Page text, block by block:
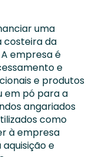
uma
costeira da
empresa é
e
e produtos
em pó para a
angariados
como
à empresa
e